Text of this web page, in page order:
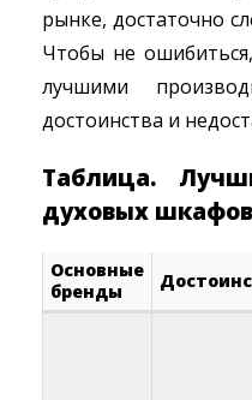
рынке, достаточно
Чтобы не
лучшими
достоинства и
Таблица.
духовых шкафов
Основные
бренды